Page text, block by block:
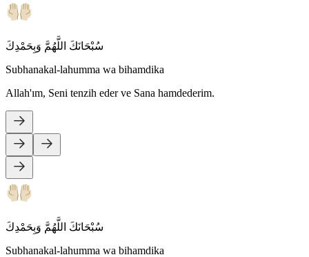
سُبْحَانَكَ اللَّهُمَّ وَبِحَمْدِكَ
Subhanakal-lahumma wa bihamdika
Allah'ım, Seni tenzih eder ve Sana hamdederim.
سُبْحَانَكَ اللَّهُمَّ وَبِحَمْدِكَ
Subhanakal-lahumma wa bihamdika